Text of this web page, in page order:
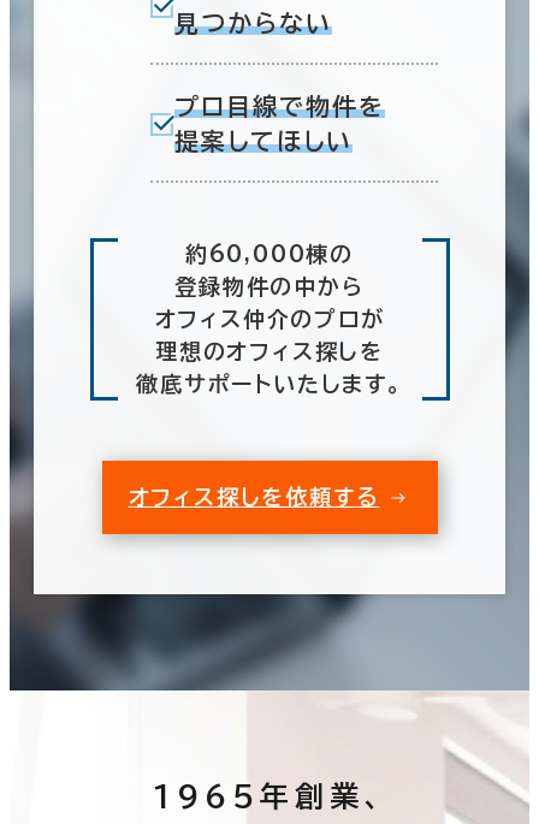
見つからない
プロ目線で物件を
提案してほしい
約60,000棟の
登録物件の中から
オフィス仲介のプロが
理想のオフィス探しを
徹底サポートいたします。
オフィス探しを依頼する
1965年創業、